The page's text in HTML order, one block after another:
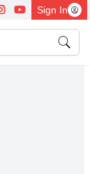
Sign In